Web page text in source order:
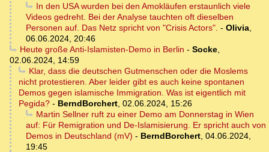
In den USA wurden bei den Amokläufen erstaunlich viele
Videos gedreht. Bei der Analyse tauchten oft dieselben
Personen auf. Das Netz spricht von "Crisis Actors". - Olivia,
06.06.2024, 20:46
Heute große Anti-Islamisten-Demo in Berlin - Socke,
02.06.2024, 14:59
Klar, dass die deutschen Gutmenschen oder die Moslems
nicht protestieren. Aber leider gibt es auch keine spontanen
Demos gegen islamische Immigration. Was ist eigentlich mit
Pegida? - BerndBorchert, 02.06.2024, 15:26
Martin Sellner ruft zu einer Demo am Donnerstag in Wien
auf: Für Remigration und De-Islamisierung. Er spricht auch von
Demos in Deutschland (mV) - BerndBorchert, 04.06.2024,
19:45